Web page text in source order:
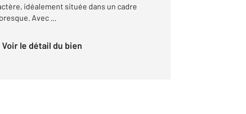
idéalement située dans un cadre
Avec ...
Voir le détail du bien